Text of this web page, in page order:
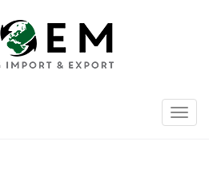
Toggle